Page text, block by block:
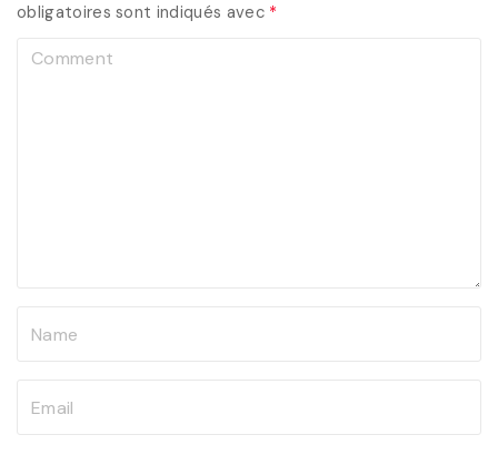
obligatoires sont indiqués avec *